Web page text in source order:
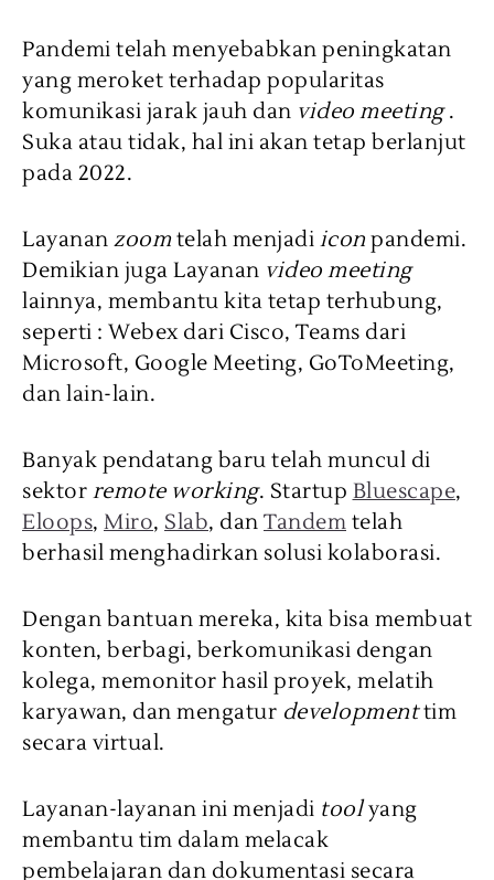
Pandemi telah menyebabkan peningkatan
yang meroket terhadap popularitas
komunikasi jarak jauh dan video meeting.
Suka atau tidak, hal ini akan tetap berlanjut
pada 2022.
Layanan zoomtelah menjadi icon pandemi.
Demikian juga Layanan video meeting
lainnya, membantu kita tetap terhubung,
seperti : Webex dari Cisco, Teams dari
Microsoft, Google Meeting, GoToMeeting,
dan lain-lain.
Banyak pendatang baru telah muncul di
sektor remote working. Startup Bluescape,
Eloops, Miro, Slab, dan Tandem telah
berhasil menghadirkan solusi kolaborasi.
Dengan bantuan mereka, kita bisa membuat
konten, berbagi, berkomunikasi dengan
kolega, memonitor hasil proyek, melatih
karyawan, dan mengatur developmenttim
secara virtual.
Layanan-layanan ini menjadi toolyang
membantu tim dalam melacak
pembelajaran dan dokumentasi secara